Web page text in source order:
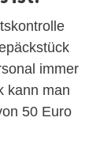
immer
kann man
50 Euro